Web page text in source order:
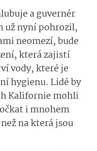
a guvernér
už nyní pohrozil,
neomezí, bude
která zajistí
vody, které je
hygienu. Lidé by
Kalifornie mohli
i mnohem
na která jsou